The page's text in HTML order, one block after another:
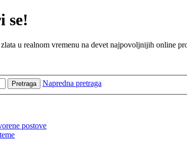
se!
u realnom vremenu na devet najpovoljnijih online
Pretraga Napredna pretraga
postove